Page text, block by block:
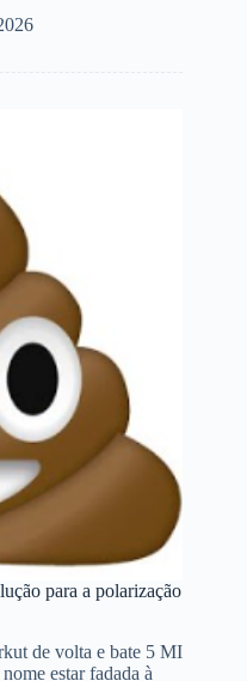
para a polarização
de volta e bate 5 MI
estar fadada à